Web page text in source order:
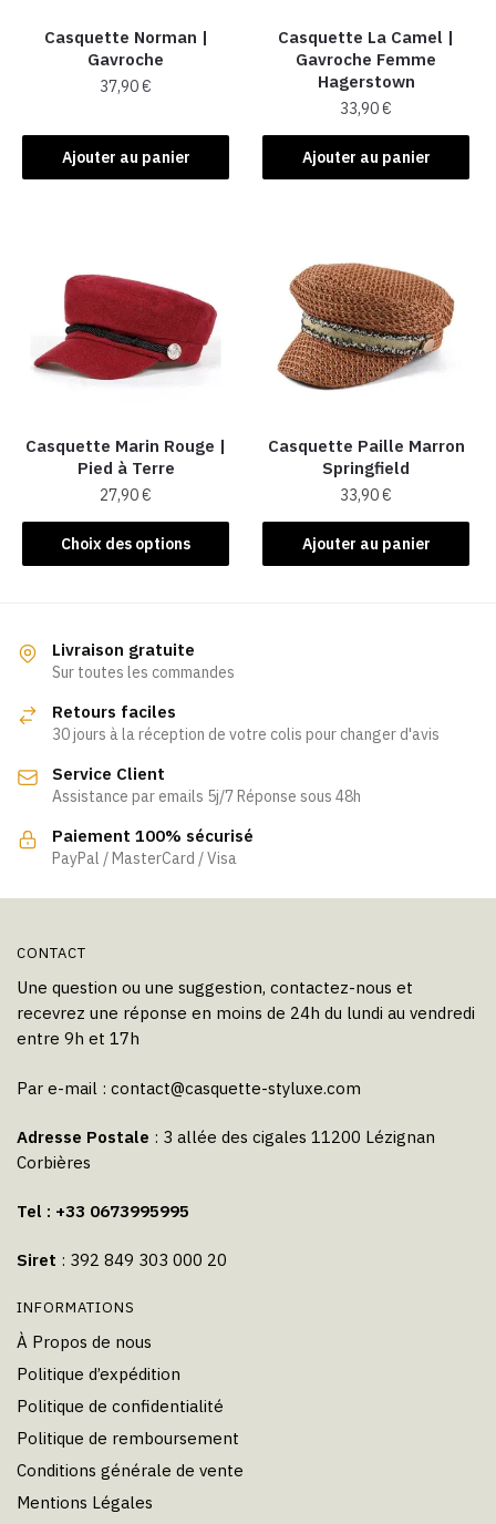
Casquette Norman |
Gavroche
37,90€
Ajouter au panier
Casquette La Camel​ |
Gavroche Femme
Hagerstown
33,90€
Ajouter au panier
Casquette Marin Rouge |
Pied à Terre
27,90€
Choix des options
Ce
produit
variations.
Les
peuvent
choisies
sur
la
page
Casquette Paille Marron
Springfield
33,90€
Ajouter au panier
Livraison gratuite
Sur toutes les commandes
Retours faciles
30 jours à la réception de votre colis pour changer d'avis
Service Client
Assistance par emails 5j/7 Réponse sous 48h
Paiement 100% sécurisé
PayPal / MasterCard / Visa
CONTACT
Une question ou une suggestion, contactez-nous et
recevrez une réponse en moins de 24h du lundi au vendredi
entre 9h et 17h
Par e-mail : contact@casquette-styluxe.com
Adresse Postale : 3 allée des cigales 11200 Lézignan
Corbières
Tel : +33 0673995995
Siret : 392 849 303 000 20
INFORMATIONS
À Propos de nous
Politique d’expédition
Politique de confidentialité
Politique de remboursement
Conditions générale de vente
Mentions Légales